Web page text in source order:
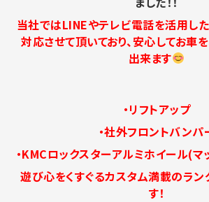
当社ではLINEやテレビ電話を活用し
対応させて頂いており、安心してお車
出来ます
・リフトアップ
・社外フロントバンパ
・KMCロックスターアルミホイール(マ
遊び心をくすぐるカスタム満載のラ
す！